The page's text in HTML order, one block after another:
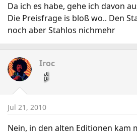
r
t
e
r
Da ich es habe, gehe ich davon
Die Preisfrage is bloß wo.. Den
noch aber Stahlos nichmehr
Iroc
Jul 21, 2010
Nein, in den alten Editionen kam